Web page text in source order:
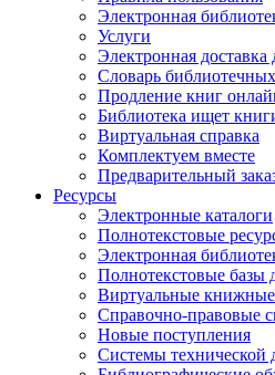
Электронная
Услуги
Электронная доставка
Словарь
Продление книг
Библиотека ищет
Виртуальная справка
Комплектуем вместе
Предварительный
Ресурсы
Электронные каталоги
Полнотекстовые
Электронная
Полнотекстовые
Виртуальные
Справочно-правовые
Новые поступления
Cистемы технической